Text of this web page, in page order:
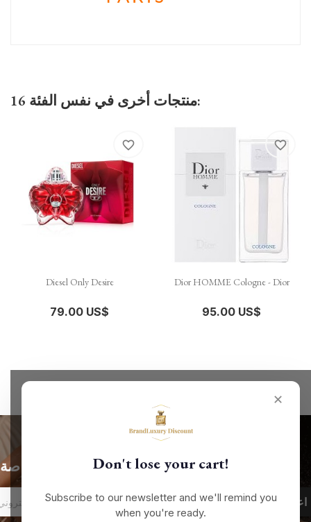
16 منتجات أخرى في نفس الفئة:
Diesel Only Desire
79.00 US$
favorite_border
Dior HOMME Cologne - Dior
95.00 US$
favorite_border
✕
Don't lose your cart!
Subscribe to our newsletter and we'll remind you
when you're ready.
الحصول على أحدث الأخبار والعروض الخاصة